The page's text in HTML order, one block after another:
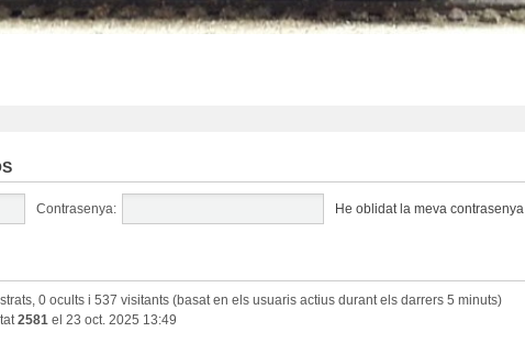
Contrasenya: He oblidat la meva contrasenya
0 ocults i 537 visitants (basat en els usuaris actius durant els darrers 5 minuts)
2581el 23 oct. 2025 13:49